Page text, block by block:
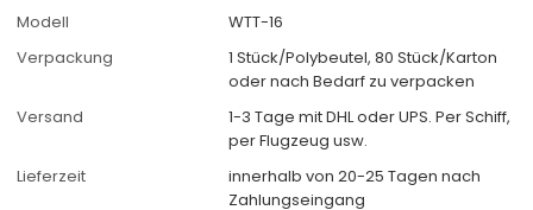
Modell
WTT-16
Verpackung
1 Stück/Polybeutel, 80 Stück/Karton
oder nach Bedarf zu verpacken
Versand
1-3 Tage mit DHL oder UPS. Per Schiff,
per Flugzeug usw.
Lieferzeit
innerhalb von 20-25 Tagen nach
Zahlungseingang